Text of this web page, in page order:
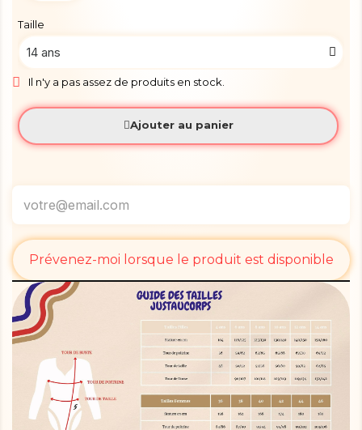
Taille
Il n'y a pas assez de produits en stock.
Ajouter au panier
Prévenez-moi lorsque le produit est disponible